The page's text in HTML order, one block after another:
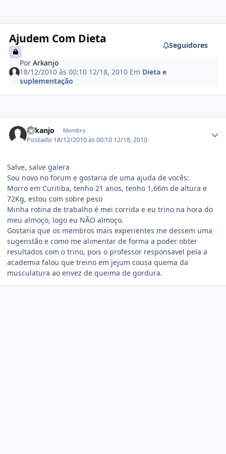
Ajudem Com Dieta
Seguidores
PorArkanjo
18/12/2010 às 00:10 12/18, 2010 Em Dieta e
suplementação
Arkanjo Membro
Postado 18/12/2010 às 00:10 12/18, 2010
Salve, salve galera
Sou novo no forum e gostaria de uma ajuda de vocês:
Morro em Curitiba, tenho 21 anos, tenho 1,66m de altura e
72Kg, estou com sobre peso
Minha rotina de trabalho é mei corrida e eu trino na hora do
meu almoço, logo eu NÃO almoço.
Gostaria que os membros mais experientes me dessem uma
sugenstão e como me alimentar de forma a poder obter
resultados com o trino, pois o professor responsavel pela a
academia falou que treino em jejum cousa quema da
musculatura ao envez de queima de gordura.